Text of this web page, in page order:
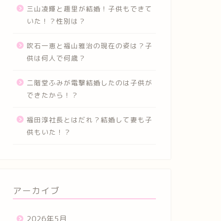
三山凌輝と趣里が結婚！子供もできて
いた！？性別は？
吹石一恵と福山雅治の現在の姿は？子
供は何人で何歳？
二階堂ふみが電撃結婚したのは子供が
できたから！？
福田淳社長とはだれ？結婚して妻も子
供もいた！？
アーカイブ
2026年5月